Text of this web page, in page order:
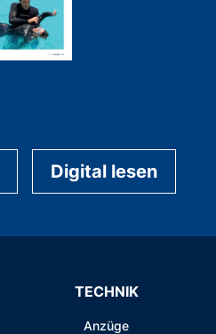
Digital lesen
TECHNIK
Anzüge